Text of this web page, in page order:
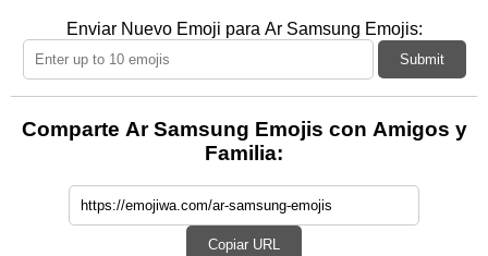
Enviar Nuevo Emoji para Ar Samsung Emojis:
Submit
Comparte Ar Samsung Emojis con Amigos y
Familia:
Copiar URL